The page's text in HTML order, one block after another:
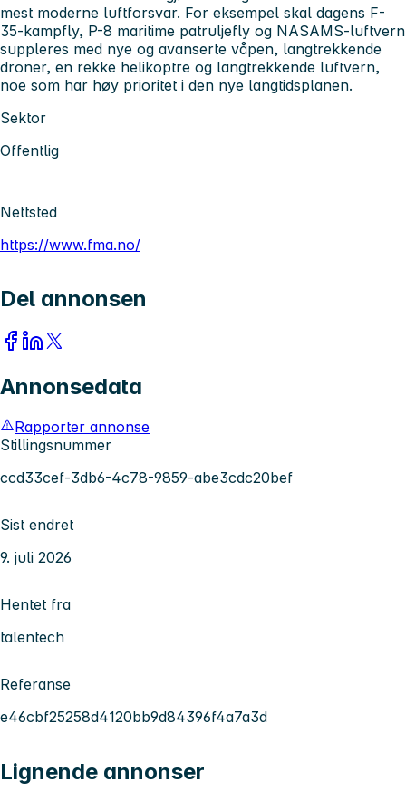
mest moderne luftforsvar. For eksempel skal dagens F-
35-kampfly, P-8 maritime patruljefly og NASAMS-luftvern
suppleres med nye og avanserte våpen, langtrekkende
droner, en rekke helikoptre og langtrekkende luftvern,
noe som har høy prioritet i den nye langtidsplanen.
Sektor
Offentlig
Nettsted
https://www.fma.no/
Del annonsen
Annonsedata
Rapporter annonse
Stillingsnummer
ccd33cef-3db6-4c78-9859-abe3cdc20bef
Sist endret
9. juli 2026
Hentet fra
talentech
Referanse
e46cbf25258d4120bb9d84396f4a7a3d
Lignende annonser